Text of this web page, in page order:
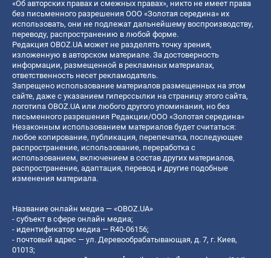
«Об авторских правах и смежных правах», никто не имеет права
без письменного разрешения ООО «Золотая середина» их
использовать, они не подлежат дальнейшему воспроизводству,
переводу, распространению в любой форме.
Редакция OBOZ.UA может не разделять точку зрения,
изложенную в авторском материале. За достоверность
информации, размещенной в рекламных материалах,
ответственность несет рекламодатель.
Запрещено использование материалов размещенных на этом
сайте, даже с указанием гиперссылки на страницу этого сайта,
логотипа OBOZ.UA или любого другого упоминания, но без
письменного разрешения Редакции/ООО «Золотая середина»
Незаконным использованием материалов будет считаться:
любое копирование, публикация, перепечатка, последующее
распространение, использование, переработка с
использованием, включением в состав других материалов,
распространение, адаптация, перевод и другие подобные
изменения материала.
Название онлайн медиа — «OBOZ.UA»
- субъект в сфере онлайн медиа;
- идентификатор медиа — R40-06156;
- почтовый адрес — ул. Деревообрабатывающая, д. 7, г. Киев,
01013;